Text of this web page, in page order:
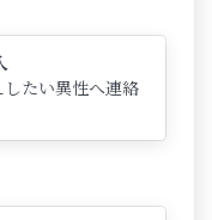
たい異性へ連絡